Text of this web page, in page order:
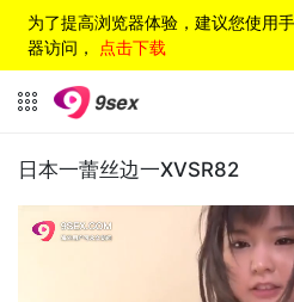
为了提高浏览器体验，建议您使用
器访问， 点击下载
日本一蕾丝边一XVSR82